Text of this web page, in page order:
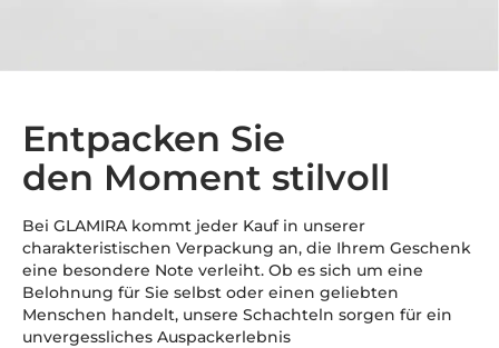
Entpacken Sie
den Moment stilvoll
Bei GLAMIRA kommt jeder Kauf in unserer
charakteristischen Verpackung an, die Ihrem Geschenk
eine besondere Note verleiht. Ob es sich um eine
Belohnung für Sie selbst oder einen geliebten
Menschen handelt, unsere Schachteln sorgen für ein
unvergessliches Auspackerlebnis